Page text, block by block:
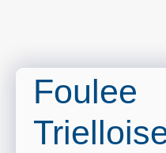
Foulee